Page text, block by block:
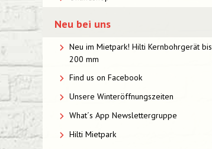
Neu bei uns
Neu im Mietpark! Hilti Kernbohrgerät bis
200 mm
Find us on Facebook
Unsere Winteröffnungszeiten
What´s App Newslettergruppe
Hilti Mietpark